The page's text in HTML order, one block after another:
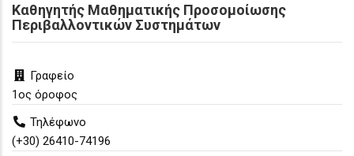
Καθηγητής Μαθηματικής Προσομοίωσης
Περιβαλλοντικών Συστημάτων
Γραφείο
1ος όροφος
Τηλέφωνο
(+30) 26410-74196